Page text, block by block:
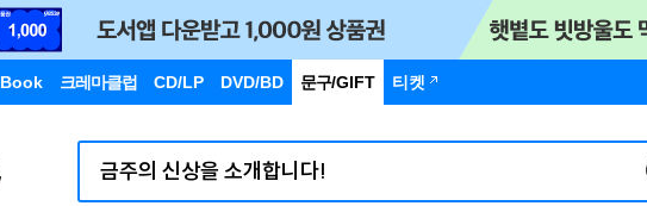
크레마클럽 CD/LP DVD/BD 문구/GIFT 티켓